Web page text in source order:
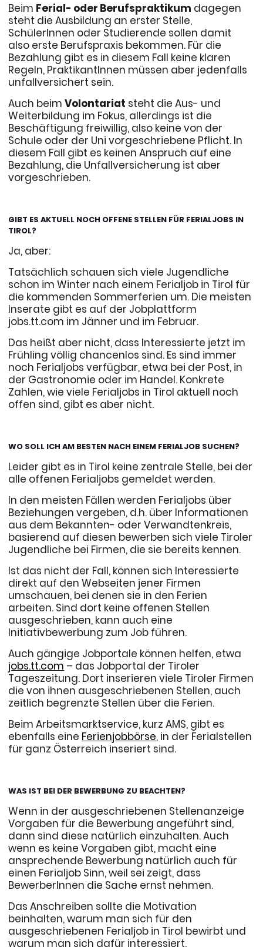
Beim Ferial- oder Berufspraktikum dagegen
steht die Ausbildung an erster Stelle,
SchülerInnen oder Studierende sollen damit
also erste Berufspraxis bekommen. Für die
Bezahlung gibt es in diesem Fall keine klaren
Regeln, PraktikantInnen müssen aber jedenfalls
unfallversichert sein.
Auch beimVolontariat steht die Aus- und
Weiterbildung im Fokus, allerdings ist die
Beschäftigung freiwillig, also keine von der
Schule oder der Uni vorgeschriebene Pflicht. In
diesem Fall gibt es keinen Anspruch auf eine
Bezahlung, die Unfallversicherung ist aber
vorgeschrieben.
GIBT ES AKTUELL NOCH OFFENE STELLEN FÜR FERIALJOBS IN
TIROL?
Ja, aber:
Tatsächlich schauen sich viele Jugendliche
schon im Winter nach einem Ferialjob in Tirol für
die kommenden Sommerferien um. Die meisten
Inserate gibt es auf der Jobplattform
jobs.tt.com im Jänner und im Februar.
Das heißt aber nicht, dass Interessierte jetzt im
Frühling völlig chancenlos sind. Es sind immer
noch Ferialjobs verfügbar, etwa bei der Post, in
der Gastronomie oder im Handel. Konkrete
Zahlen, wie viele Ferialjobs in Tirol aktuell noch
offen sind, gibt es aber nicht.
WO SOLL ICH AM BESTEN NACH EINEM FERIALJOB SUCHEN?
Leider gibt es in Tirol keine zentrale Stelle, bei der
alle offenen Ferialjobs gemeldet werden.
In den meisten Fällen werden Ferialjobs über
Beziehungen vergeben, d.h. über Informationen
aus dem Bekannten- oder Verwandtenkreis,
basierend auf diesen bewerben sich viele Tiroler
Jugendliche bei Firmen, die sie bereits kennen.
Ist das nicht der Fall, können sich Interessierte
direkt auf den Webseiten jener Firmen
umschauen, bei denen sie in den Ferien
arbeiten. Sind dort keine offenen Stellen
ausgeschrieben, kann auch eine
Initiativbewerbung zum Job führen.
Auch gängige Jobportale können helfen, etwa
jobs.tt.com – das Jobportal der Tiroler
Tageszeitung. Dort inserieren viele Tiroler Firmen
die von ihnen ausgeschriebenen Stellen, auch
zeitlich begrenzte Stellen über die Ferien.
Beim Arbeitsmarktservice, kurz AMS, gibt es
ebenfalls eine Ferienjobbörse, in der Ferialstellen
für ganz Österreich inseriert sind.
WAS IST BEI DER BEWERBUNG ZU BEACHTEN?
Wenn in der ausgeschriebenen Stellenanzeige
Vorgaben für die Bewerbung angeführt sind,
dann sind diese natürlich einzuhalten. Auch
wenn es keine Vorgaben gibt, macht eine
ansprechende Bewerbung natürlich auch für
einen Ferialjob Sinn, weil sei zeigt, dass
BewerberInnen die Sache ernst nehmen.
Das Anschreiben sollte die Motivation
beinhalten, warum man sich für den
ausgeschriebenen Ferialjob in Tirol bewirbt und
warum man sich dafür interessiert.